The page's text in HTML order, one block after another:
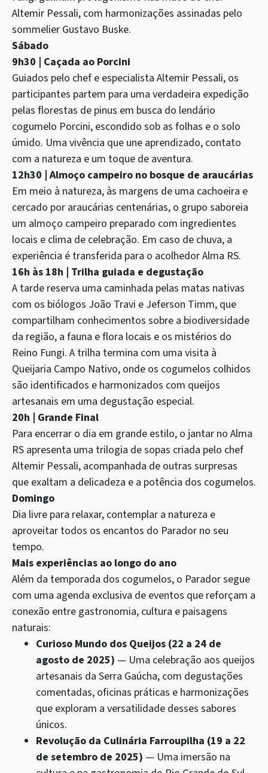
Altemir Pessali, com harmonizações assinadas pelo
sommelier Gustavo Buske.
Sábado
9h30 | Caçada ao Porcini
Guiados pelo chef e especialista Altemir Pessali, os
participantes partem para uma verdadeira expedição
pelas florestas de pinus em busca do lendário
cogumelo Porcini, escondido sob as folhas e o solo
úmido. Uma vivência que une aprendizado, contato
com a natureza e um toque de aventura.
12h30 | Almoço campeiro no bosque de araucárias
Em meio à natureza, às margens de uma cachoeira e
cercado por araucárias centenárias, o grupo saboreia
um almoço campeiro preparado com ingredientes
locais e clima de celebração. Em caso de chuva, a
experiência é transferida para o acolhedor Alma RS.
16h às 18h | Trilha guiada e degustação
A tarde reserva uma caminhada pelas matas nativas
com os biólogos João Travi e Jeferson Timm, que
compartilham conhecimentos sobre a biodiversidade
da região, a fauna e flora locais e os mistérios do
Reino Fungi. A trilha termina com uma visita à
Queijaria Campo Nativo, onde os cogumelos colhidos
são identificados e harmonizados com queijos
artesanais em uma degustação especial.
20h | Grande Final
Para encerrar o dia em grande estilo, o jantar no Alma
RS apresenta uma trilogia de sopas criada pelo chef
Altemir Pessali, acompanhada de outras surpresas
que exaltam a delicadeza e a potência dos cogumelos.
Domingo
Dia livre para relaxar, contemplar a natureza e
aproveitar todos os encantos do Parador no seu
tempo.
Mais experiências ao longo do ano
Além da temporada dos cogumelos, o Parador segue
com uma agenda exclusiva de eventos que reforçam a
conexão entre gastronomia, cultura e paisagens
naturais:
Curioso Mundo dos Queijos (22 a 24 de
agosto de 2025) — Uma celebração aos queijos
artesanais da Serra Gaúcha, com degustações
comentadas, oficinas práticas e harmonizações
que exploram a versatilidade desses sabores
únicos.
Revolução da Culinária Farroupilha (19 a 22
de setembro de 2025) — Uma imersão na